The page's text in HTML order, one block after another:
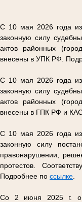
С 10 мая 2026 года
законную силу
актов районных
внесены в УПК РФ.
С 10 мая 2026 года
законную силу
актов районных
внесены в ГПК РФ и
С 10 мая 2026 года
законную силу
правонарушении,
протестов.
Подробнее по ссылке
Со 2 июня 2025 г.